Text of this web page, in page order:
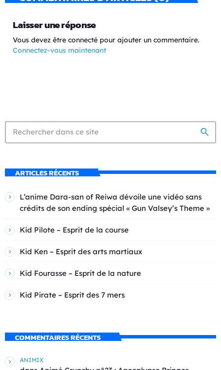
Laisser une réponse
Vous devez être connecté pour ajouter un commentaire.
Connectez-vous maintenant
search
ARTICLES RÉCENTS
L’anime Dara-san of Reiwa dévoile une vidéo sans
crédits de son ending spécial « Gun Valsey’s Theme »
Kid Pilote – Esprit de la course
Kid Ken – Esprit des arts martiaux
Kid Fourasse – Esprit de la nature
Kid Pirate – Esprit des 7 mers
COMMENTAIRES RÉCENTS
ANIMIX